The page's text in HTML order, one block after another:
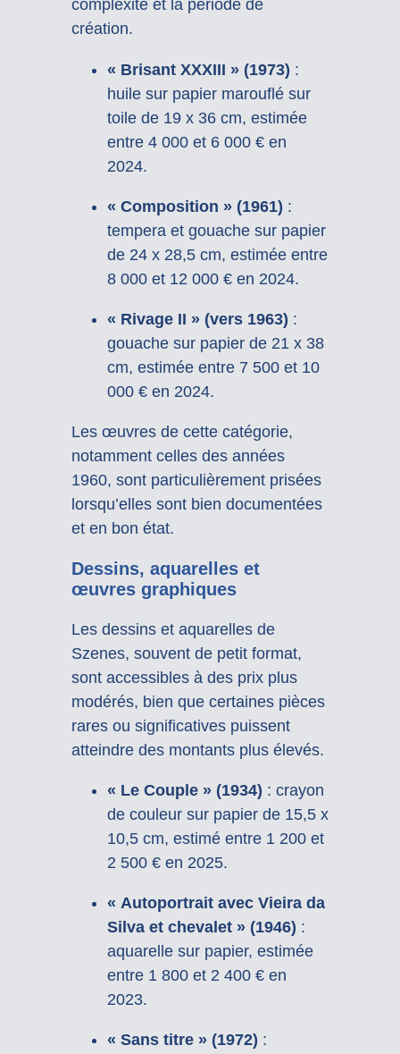
complexité et la période de
création.
« Brisant XXXIII » (1973) :
huile sur papier marouflé sur
toile de 19 x 36 cm, estimée
entre 4 000 et 6 000 € en
2024.
« Composition » (1961) :
tempera et gouache sur papier
de 24 x 28,5 cm, estimée entre
8 000 et 12 000 € en 2024.
« Rivage II » (vers 1963) :
gouache sur papier de 21 x 38
cm, estimée entre 7 500 et 10
000 € en 2024.
Les œuvres de cette catégorie,
notamment celles des années
1960, sont particulièrement prisées
lorsqu’elles sont bien documentées
et en bon état.
Dessins, aquarelles et
œuvres graphiques
Les dessins et aquarelles de
Szenes, souvent de petit format,
sont accessibles à des prix plus
modérés, bien que certaines pièces
rares ou significatives puissent
atteindre des montants plus élevés.
« Le Couple » (1934) : crayon
de couleur sur papier de 15,5 x
10,5 cm, estimé entre 1 200 et
2 500 € en 2025.
« Autoportrait avec Vieira da
Silva et chevalet » (1946) :
aquarelle sur papier, estimée
entre 1 800 et 2 400 € en
2023.
« Sans titre » (1972) :